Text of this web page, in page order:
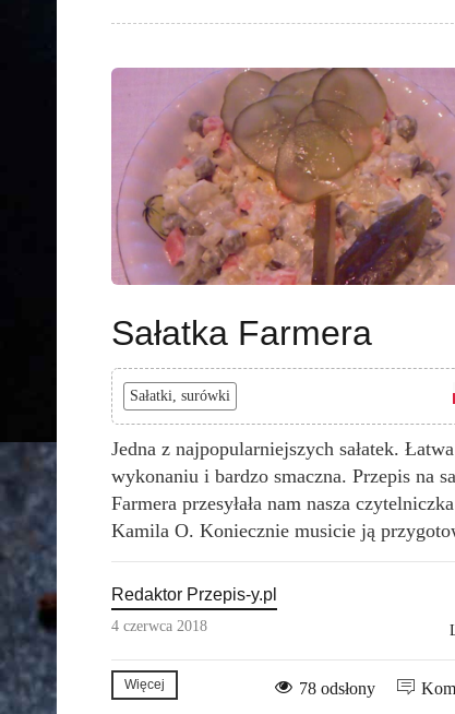
Sałatka Farmera
Sałatki, surówki
Jedna z najpopularniejszych sałatek.
wykonaniu i bardzo smaczna. Przepis na
Farmera przesyłała nam nasza czytelniczka
Kamila O. Koniecznie musicie ją
Redaktor Przepis-y.pl
4 czerwca 2018
Więcej 78 odsłony